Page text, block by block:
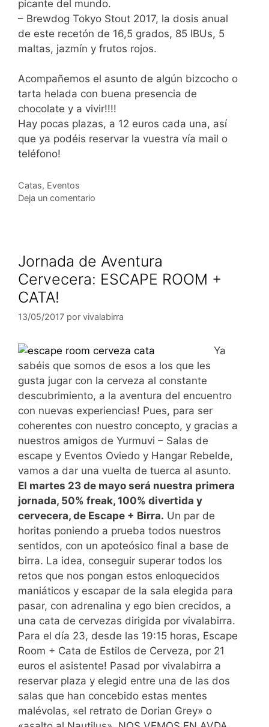
picante del mundo.
– Brewdog Tokyo Stout 2017, la dosis anual
de este recetón de 16,5 grados, 85 IBUs, 5
maltas, jazmín y frutos rojos.
Acompañemos el asunto de algún bizcocho o
tarta helada con buena presencia de
chocolate y a vivir!!!!
Hay pocas plazas, a 12 euros cada una, así
que ya podéis reservar la vuestra vía mail o
teléfono!
Categorías
Catas, Eventos
Deja un comentario
Jornada de Aventura
Cervecera: ESCAPE ROOM +
CATA!
13/05/2017 por vivalabirra
Ya
sabéis que somos de esos a los que les
gusta jugar con la cerveza al constante
descubrimiento, a la aventura del encuentro
con nuevas experiencias! Pues, para ser
coherentes con nuestro concepto, y gracias a
nuestros amigos de Yurmuvi – Salas de
escape y Eventos Oviedo y Hangar Rebelde,
vamos a dar una vuelta de tuerca al asunto.
El martes 23 de mayo será nuestra primera
jornada, 50% freak, 100% divertida y
cervecera, de Escape + Birra. Un par de
horitas poniendo a prueba todos nuestros
sentidos, con un apoteósico final a base de
birra. La idea, conseguir superar todos los
retos que nos pongan estos enloquecidos
maniáticos y escapar de la sala elegida para
pasar, con adrenalina y ego bien crecidos, a
una cata de cervezas dirigida por vivalabirra.
Para el día 23, desde las 19:15 horas, Escape
Room + Cata de Estilos de Cerveza, por 21
euros el asistente! Pasad por vivalabirra a
reservar plaza y elegid entre una de las dos
salas que han concebido estas mentes
malévolas, «el retrato de Dorian Grey» o